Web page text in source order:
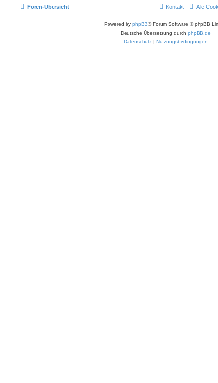
Foren-Übersicht Alle
Kontakt
Powered by phpBB® Forum Software © phpBB
Deutsche Übersetzung durch phpBB.de
Datenschutz
Nutzungsbedingungen